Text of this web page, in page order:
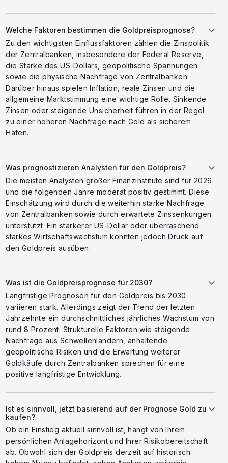
Welche Faktoren bestimmen die Goldpreisprognose?
Zu den wichtigsten Einflussfaktoren zählen die Zinspolitik
der Zentralbanken, insbesondere der Federal Reserve,
die Stärke des US-Dollars, geopolitische Spannungen
sowie die physische Nachfrage von Zentralbanken.
Darüber hinaus spielen Inflation, reale Zinsen und die
allgemeine Marktstimmung eine wichtige Rolle. Sinkende
Zinsen oder steigende Unsicherheit führen in der Regel
zu einer höheren Nachfrage nach Gold als sicherem
Hafen.
Was prognostizieren Analysten für den Goldpreis?
Die meisten Analysten großer Finanzinstitute sind für 2026
und die folgenden Jahre moderat positiv gestimmt. Diese
Einschätzung wird durch die weiterhin starke Nachfrage
von Zentralbanken sowie durch erwartete Zinssenkungen
unterstützt. Ein stärkerer US-Dollar oder überraschend
starkes Wirtschaftswachstum könnten jedoch Druck auf
den Goldpreis ausüben.
Was ist die Goldpreisprognose für 2030?
Langfristige Prognosen für den Goldpreis bis 2030
variieren stark. Allerdings zeigt der Trend der letzten
Jahrzehnte ein durchschnittliches jährliches Wachstum von
rund 8 Prozent. Strukturelle Faktoren wie steigende
Nachfrage aus Schwellenländern, anhaltende
geopolitische Risiken und die Erwartung weiterer
Goldkäufe durch Zentralbanken sprechen für eine
positive langfristige Entwicklung.
Ist es sinnvoll, jetzt basierend auf der Prognose Gold zu
kaufen?
Ob ein Einstieg aktuell sinnvoll ist, hängt von Ihrem
persönlichen Anlagehorizont und Ihrer Risikobereitschaft
ab. Obwohl sich der Goldpreis derzeit auf historisch